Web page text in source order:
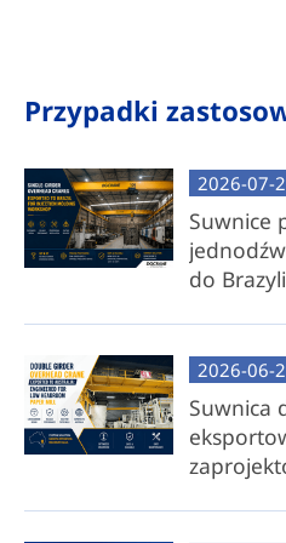
Dostawa pełnego
czołowe, systemy
niezbędne
Niezawodność
fabrycznymi: W pełni
rygorystycznie
zakładzie, aby
operacyjną.
Łatwa instalacja:
transportu, a
Przypadki
2026-07-
Suwnice
do
2026-06-
Suwnica